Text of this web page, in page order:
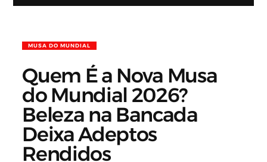
MUSA DO MUNDIAL
Quem É a Nova Musa
do Mundial 2026?
Beleza na Bancada
Deixa Adeptos
Rendidos